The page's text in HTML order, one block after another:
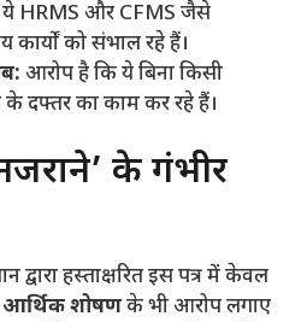
ये HRMS और CFMS जैसे
कार्यों को संभाल रहे हैं।
आरोप है कि ये बिना किसी
दफ्तर का काम कर रहे हैं।
के गंभीर
द्वारा हस्ताक्षरित इस पत्र में केवल
आर्थिक शोषणके भी आरोप लगाए